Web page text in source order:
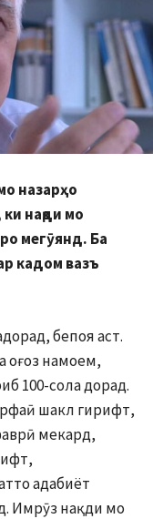
назарҳо
нақди мо
мегӯянд. Ба
кадом вазъ
бепоя аст.
оғоз намоем,
100-сола дорад.
шакл гирифт,
мекард,
адабиёт
Имрӯз нақди мо